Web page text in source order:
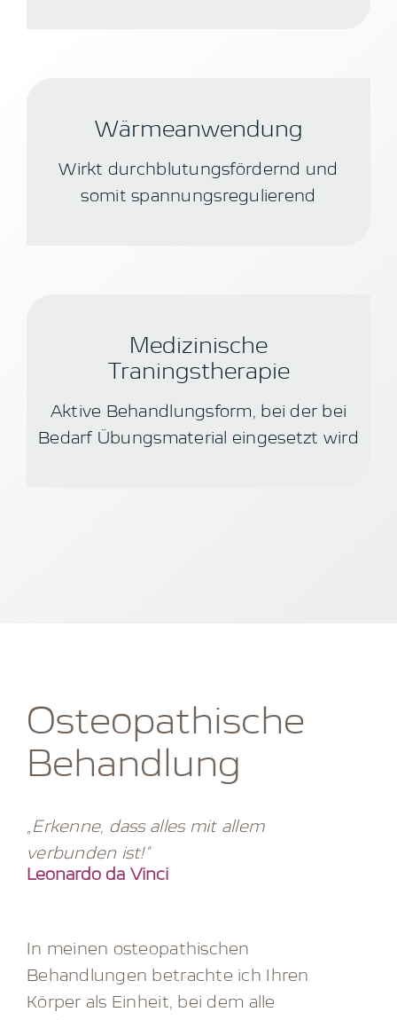
Wärmeanwendung
Wirkt durchblutungsfördernd und
somit spannungsregulierend
Medizinische
Traningstherapie
Aktive Behandlungsform, bei der bei
Bedarf Übungsmaterial eingesetzt wird
Osteopathische
Behandlung
„Erkenne, dass alles mit allem
verbunden ist!“
Leonardo da Vinci
In meinen osteopathischen
Behandlungen betrachte ich Ihren
Körper als Einheit, bei dem alle